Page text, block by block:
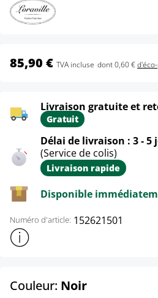
85,90 € TVA incluse dont 0,60 €
Livraison gratuite et
Gratuit
Délai de livraison : 3 - 5
(Service de colis)
Livraison rapide
Disponible
Numéro d'article: 152621501
Afficher plus d'informations sur le
Couleur: Noirselect